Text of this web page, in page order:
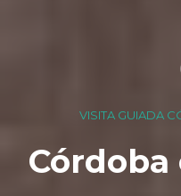
VISITA GUIADA